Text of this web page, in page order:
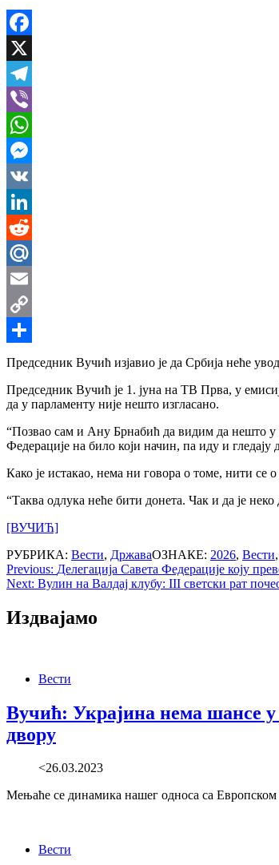
Facebook
X
Telegram
Viber
WhatsApp
Messenger
VK
LinkedIn
Reddit
Mail.Ru
Email
Copy
Link
Share
Председник Вучић изјавио је да Србија неће
Председник Вучић је 1. јуна на ТВ Прва, у
да у парламенту није нешто изгласано.
“Позвао сам и Ану Брнабић да видим да нешто у
Федерације на било који начин, па иду и
Како је истакао, нема ни говора о томе, нити се
“Таква одлука неће бити донета. Чак и да је
[ВУЧИЋ]
РУБРИКА: Вести, ДржаваОЗНАКЕ: 2026, Вести,
Post
navigation
Previous: Делегација Савета Федерације коју
Next: Вулин на Валдај клубу: III светски рат
Издвајамо
Вести
Вучић: Украјина нема шансе
двору
<26.03.2023
Мењаће се динамика нашег односа са
Вести